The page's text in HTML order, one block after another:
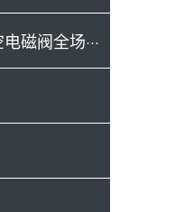
磁阀全场···